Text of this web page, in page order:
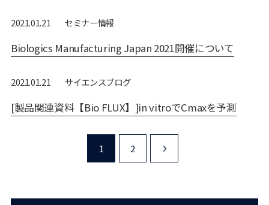
2021.01.21 セミナー情報
Biologics Manufacturing Japan 2021開催について
2021.01.21 サイエンスブログ
[製品関連資料【Bio FLUX】]in vitroでCmaxを予測
1 2